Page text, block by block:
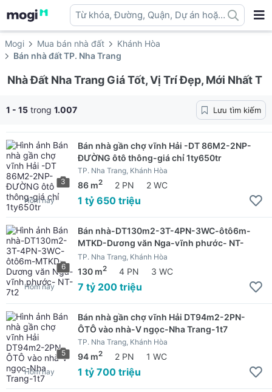
Từ khóa, Đường, Quận, Dự án hoặc
địa danh ...
Mogi Mua bán nhà đất
Khánh Hòa
Bán nhà đất TP. Nha Trang
Nhà Đất Nha Trang Giá Tốt, Vị Trí Đẹp, Mới Nhất T
1 - 15 trong 1.007 Lưu tìm kiếm
3
Bán nhà gần chợ vĩnh Hải -DT 86M2-2NP-
ĐƯỜNG ôtô thông-giá chỉ 1ty650tr
TP. Nha Trang, Khánh Hòa
86 m2 2 PN 2 WC
1 tỷ 650 triệu
Hôm nay
6
Bán nhà-DT130m2-3T-4PN-3WC-ôtô6m-
MTKD-Dương văn Nga-vĩnh phước- NT-
7t2
TP. Nha Trang, Khánh Hòa
130 m2 4 PN 3 WC
7 tỷ 200 triệu
Hôm nay
5
Bán nhà gần chợ vĩnh Hải DT94m2-2PN-
ÔTÔ vào nhà-V ngọc-Nha Trang-1t7
TP. Nha Trang, Khánh Hòa
94 m2 2 PN 1 WC
1 tỷ 700 triệu
Hôm nay